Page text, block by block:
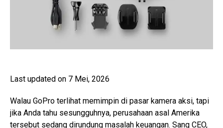
Last updated on 7 Mei, 2026
Walau GoPro terlihat memimpin di pasar kamera aksi, tapi
jika Anda tahu sesungguhnya, perusahaan asal Amerika
tersebut sedang dirundung masalah keuangan. Sang CEO,